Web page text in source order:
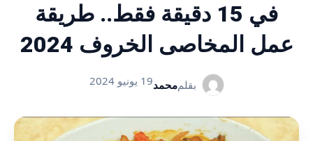
في 15 دقيقة فقط.. طريقة
عمل المخاصى الخروف 2024
بقلممحمد19 يونيو 2024